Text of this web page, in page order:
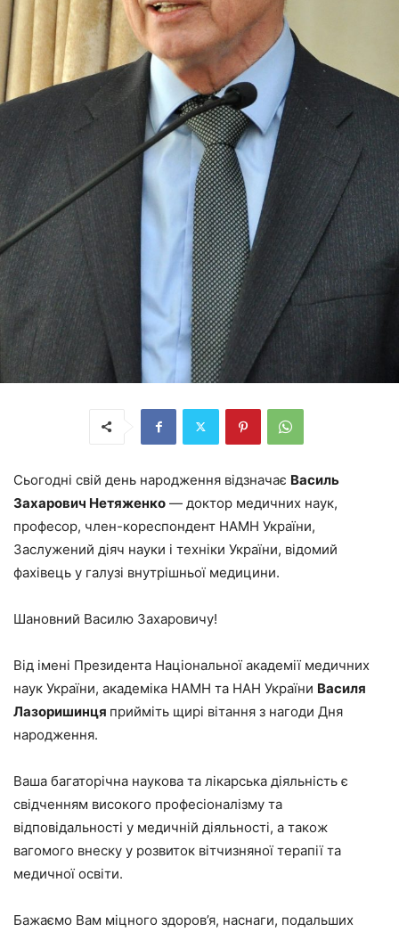
Сьогодні свій день народження відзначає Василь
Захарович Нетяженко — доктор медичних наук,
професор, член-кореспондент НАМН України,
Заслужений діяч науки і техніки України, відомий
фахівець у галузі внутрішньої медицини.
Шановний Василю Захаровичу!
Від імені Президента Національної академії медичних
наук України, академіка НАМН та НАН України Василя
Лазоришинця прийміть щирі вітання з нагоди Дня
народження.
Ваша багаторічна наукова та лікарська діяльність є
свідченням високого професіоналізму та
відповідальності у медичній діяльності, а також
вагомого внеску у розвиток вітчизняної терапії та
медичної освіти.
Бажаємо Вам міцного здоров’я, наснаги, подальших